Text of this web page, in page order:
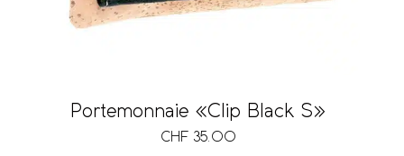
Portemonnaie «Clip Black S»
CHF 35.00